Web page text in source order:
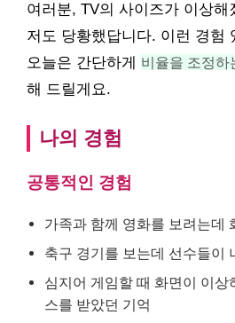
여러분, TV의 사이즈가 이상
저도 당황했답니다. 이런 경험
오늘은 간단하게 비율을 조정하
해 드릴게요.
나의 경험
공통적인 경험
가족과 함께 영화를 보려는데
축구 경기를 보는데 선수들이
심지어 게임할 때 화면이 이상
스를 받았던 기억